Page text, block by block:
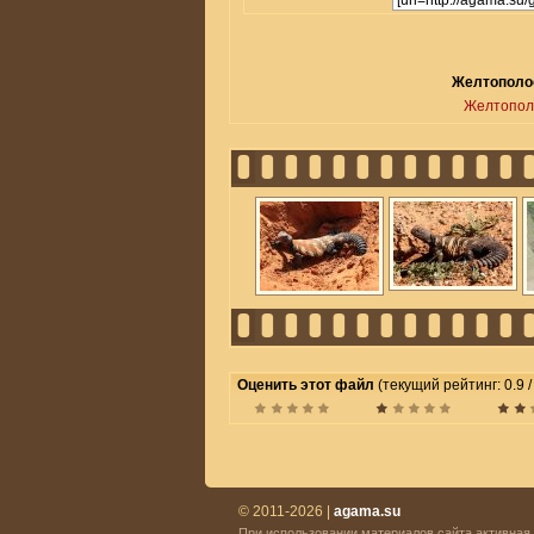
Оценить этот файл (текущий рейтинг: 0.9
© 2011-2026 | agama.su